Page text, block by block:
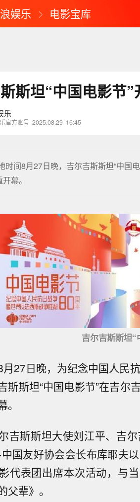
娱乐 电影宝库
斯坦“中国电影节”
乐
官方账号 2025.08.29 16:45
时间8月27日晚，吉尔吉斯斯坦“中国
幕。
吉尔吉斯斯坦“
月27日晚，为纪念中国人民
斯斯坦“中国电影节”在吉尔
吉斯斯坦大使刘江平、吉
国友好协会会长布库耶夫
代表团出席本次活动，与
父辈》。